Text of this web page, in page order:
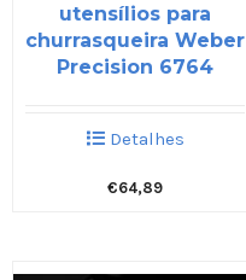
utensílios para
churrasqueira Weber
Precision 6764
Detalhes
€64,89